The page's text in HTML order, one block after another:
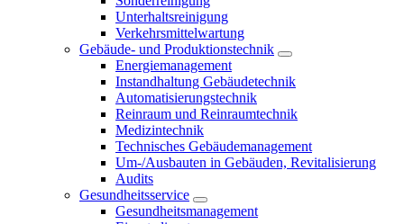
Unterhaltsreinigung
Verkehrsmittelwartung
Gebäude- und Produktionstechnik
Energiemanagement
Instandhaltung Gebäudetechnik
Automatisierungstechnik
Reinraum und Reinraumtechnik
Medizintechnik
Technisches Gebäudemanagement
Um-/Ausbauten in Gebäuden, Revitalisierung
Audits
Gesundheitsservice
Gesundheitsmanagement